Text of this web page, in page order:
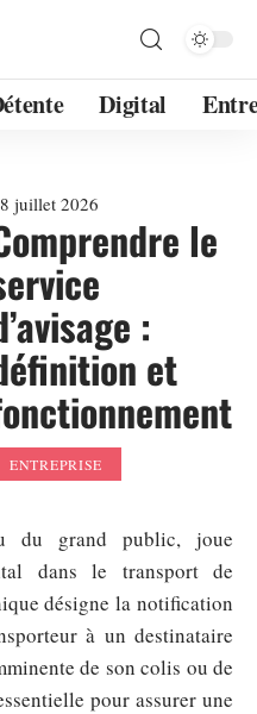
Digital
juillet 2026
le
:
et
ENTREPRISE
du grand public, joue
dans le transport de
désigne la notification
à un destinataire
de son colis ou de
pour assurer une